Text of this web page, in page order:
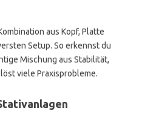
aus Kopf, Platte
Setup. So erkennst du
Mischung aus Stabilität,
viele Praxisprobleme.